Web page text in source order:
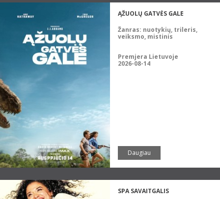
ĄŽUOLŲ GATVĖS GALE
Žanras: nuotykių, trileris,
veiksmo, mistinis
Premjera Lietuvoje
2026-08-14
Daugiau
SPA SAVAITGALIS